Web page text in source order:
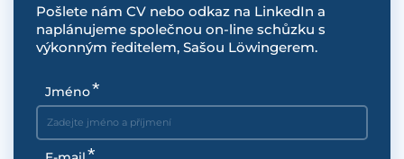
Pošlete nám CV nebo odkaz na LinkedIn a
naplánujeme společnou on-line schůzku s
výkonným ředitelem, Sašou Löwingerem.
Jméno